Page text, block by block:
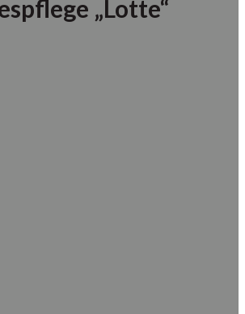
„Lotte“